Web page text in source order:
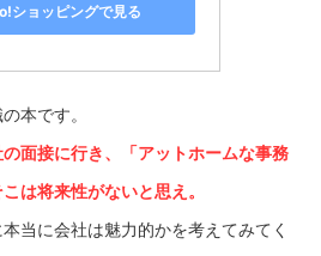
ショッピングで見る
本です。
面接に行き、「アットホームな事務
は将来性がないと思え。
当に会社は魅力的かを考えてみてく